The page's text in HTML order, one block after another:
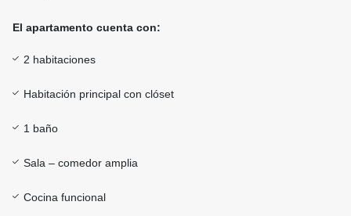
El apartamento cuenta con:
2 habitaciones
Habitación principal con clóset
1 baño
Sala – comedor amplia
Cocina funcional